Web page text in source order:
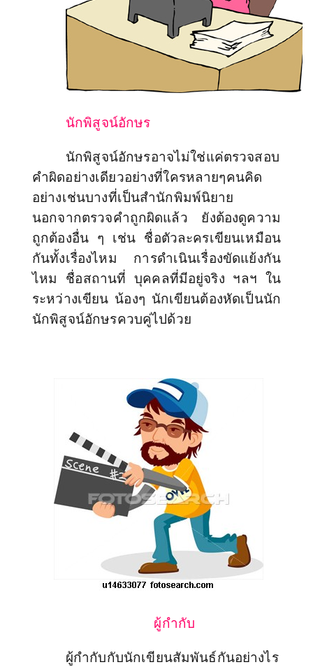
นักพิสูจน์อักษร
นักพิสูจน์อักษรอาจไม่ใช่แค่ตรวจสอบ
คำผิดอย่างเดียวอย่างที่ใครหลายๆคนคิด
อย่างเช่นบางที่เป็นสำนักพิมพ์นิยาย
นอกจากตรวจคำถูกผิดแล้ว ยังต้องดูความ
ถูกต้องอื่น ๆ เช่น ชื่อตัวละครเขียนเหมือน
กันทั้งเรื่องไหม การดำเนินเรื่องขัดแย้งกัน
ไหม
ชื่อสถานที่ บุคคลที่มีอยู่จริง ฯลฯ
ใน
ระหว่างเขียน น้องๆ นักเขียนต้องหัดเป็นนัก
นักพิสูจน์อักษรควบคู่ไปด้วย
ผู้กำกับ
ผู้กำกับกับนักเขียนสัมพันธ์กันอย่างไร